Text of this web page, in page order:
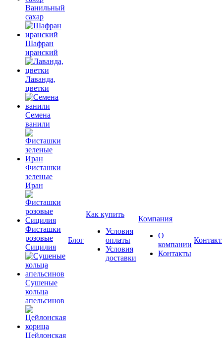
Ванильный
сахар
Шафран
иранский
Лаванда,
цветки
Семена
ванили
Фисташки
зеленые
Иран
Фисташки
розовые
Сицилия
Сушеные
кольца
апельсинов
Цейлонская
Блог
Как купить
Условия
оплаты
Условия
доставки
Компания
О
компании
Контакты